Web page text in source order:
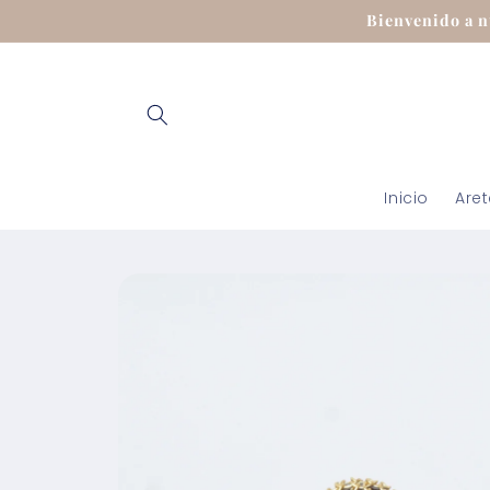
al contenido
Bienvenido a
Inicio